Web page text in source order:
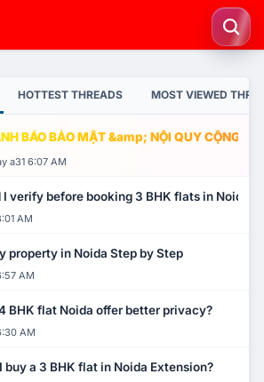
HOTTEST THREADS MOST VIEWED
BÁO BẢO MẬT &amp; NỘI QUY CỘNG
a31 6:07 AM
verify before booking 3 BHK flats in Noida?
AM
property in Noida Step by Step
AM
BHK flat Noida offer better privacy?
AM
buy a 3 BHK flat in Noida Extension?